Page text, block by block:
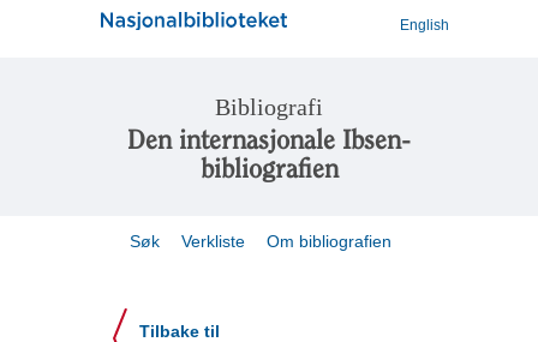
English
Bibliografi
Den internasjonale Ibsen-
bibliografien
Søk Verkliste Om bibliografien
Tilbake til